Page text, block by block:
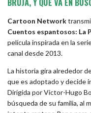
Cartoon Network
Cuentos espantosos: La
película inspirada en la
canal desde 2013.
La historia gira alrededor
que es adoptado y decide
Dirigida por Victor-Hugo
búsqueda de su familia, al